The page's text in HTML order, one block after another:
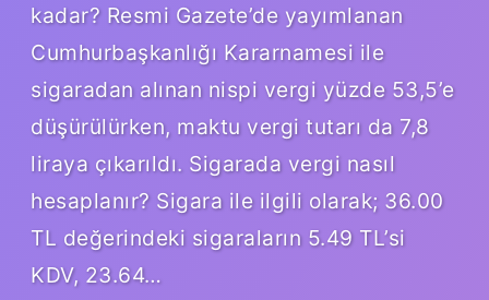
kadar? Resmi Gazete’de yayımlanan
Cumhurbaşkanlığı Kararnamesi ile
sigaradan alınan nispi vergi yüzde 53,5’e
düşürülürken, maktu vergi tutarı da 7,8
liraya çıkarıldı. Sigarada vergi nasıl
hesaplanır? Sigara ile ilgili olarak; 36.00
TL değerindeki sigaraların 5.49 TL’si
KDV, 23.64…